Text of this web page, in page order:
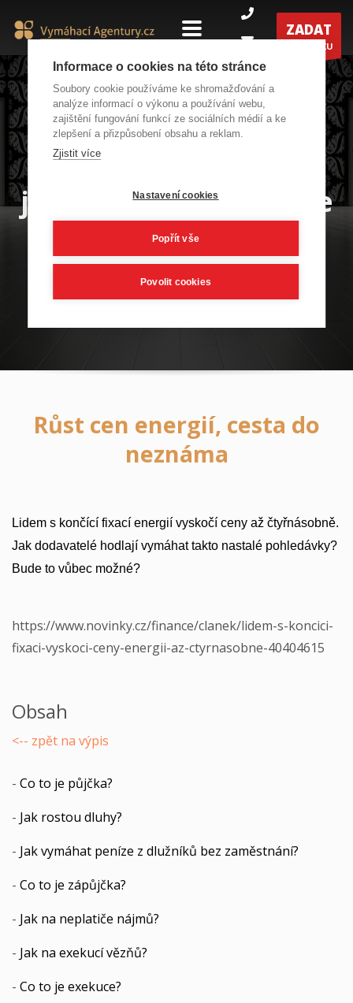
ZADAT
POPTÁVKU
Vybereme za Vás do
jakých dveří vstoupíte
Růst cen energií, cesta do
neznáma
Lidem s končící fixací energií vyskočí ceny až čtyřnásobně.
Jak dodavatelé hodlají vymáhattakto nastalé pohledávky?
Bude to vůbec možné?
https://www.novinky.cz/finance/clanek/lidem-s-koncici-
fixaci-vyskoci-ceny-energii-az-ctyrnasobne-40404615
Obsah
<-- zpět na výpis
- Co to je půjčka?
- Jak rostou dluhy?
- Jak vymáhat peníze z dlužníků bez zaměstnání?
- Co to je zápůjčka?
- Jak na neplatiče nájmů?
- Jak na exekucí vězňů?
- Co to je exekuce?
Informace o cookies na této stránce
Soubory cookie používáme ke shromažďování a
analýze informací o výkonu a používání webu,
zajištění fungování funkcí ze sociálních médií a ke
zlepšení a přizpůsobení obsahu a reklam.
Zjistit více
Nastavení cookies
Popřít vše
Povolit cookies